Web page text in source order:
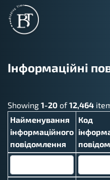
Інформаційні
Showing 1-20 of12,464
Найменування
інформаційного
повідомлення
Код